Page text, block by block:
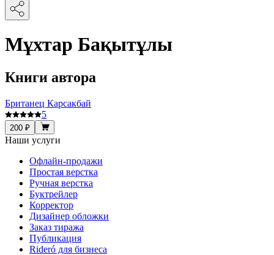
Мұхтар Бақытұлы
Книги автора
Британец Карсакбай
5
200 ₽
Наши услуги
Офлайн-продажи
Простая верстка
Ручная верстка
Буктрейлер
Корректор
Дизайнер обложки
Заказ тиража
Публикация
Rideró для бизнеса